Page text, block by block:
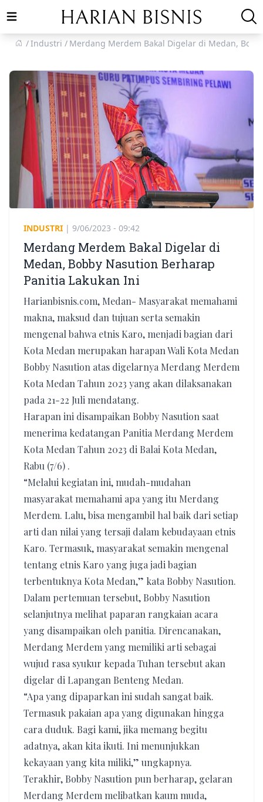
Open main menu
Industri
Merdang Merdem Bakal Digelar di Medan,
INDUSTRI | 9/06/2023 - 09:42
Merdang Merdem Bakal Digelar di
Medan, Bobby Nasution Berharap
Panitia Lakukan Ini
Harianbisnis.com, Medan- Masyarakat memahami
makna, maksud dan tujuan serta semakin
mengenal bahwa etnis Karo, menjadi bagian dari
Kota Medan merupakan harapan Wali Kota Medan
Bobby Nasution atas digelarnya Merdang Merdem
Kota Medan Tahun 2023 yang akan dilaksanakan
pada 21-22 Juli mendatang.
Harapan ini disampaikan Bobby Nasution saat
menerima kedatangan Panitia Merdang Merdem
Kota Medan Tahun 2023 di Balai Kota Medan,
Rabu (7/6) .
“Melalui kegiatan ini, mudah-mudahan
masyarakat memahami apa yang itu Merdang
Merdem. Lalu, bisa mengambil hal baik dari setiap
arti dan nilai yang tersaji dalam kebudayaan etnis
Karo. Termasuk, masyarakat semakin mengenal
tentang etnis Karo yang juga jadi bagian
terbentuknya Kota Medan,” kata Bobby Nasution.
Dalam pertemuan tersebut, Bobby Nasution
selanjutnya melihat paparan rangkaian acara
yang disampaikan oleh panitia. Direncanakan,
Merdang Merdem yang memiliki arti sebagai
wujud rasa syukur kepada Tuhan tersebut akan
digelar di Lapangan Benteng Medan.
“Apa yang dipaparkan ini sudah sangat baik.
Termasuk pakaian apa yang digunakan hingga
cara duduk. Bagi kami, jika memang begitu
adatnya, akan kita ikuti. Ini menunjukkan
kekayaan yang kita miliki,” ungkapnya.
Terakhir, Bobby Nasution pun berharap, gelaran
Merdang Merdem melibatkan kaum muda,